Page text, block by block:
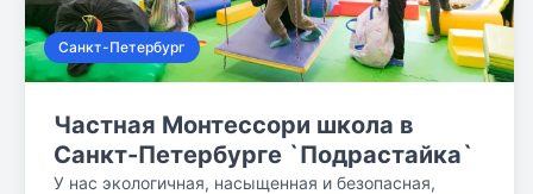
Санкт-Петербург
Частная Монтессори школа в
Санкт-Петербурге `Подрастайка`
У нас экологичная, насыщенная и безопасная,